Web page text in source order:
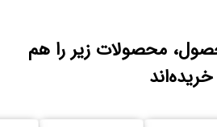
محصولات زیر را هم
خریده‌اند